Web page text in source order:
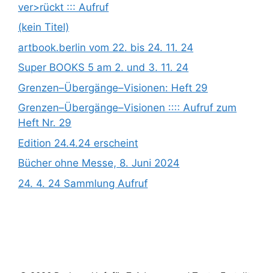
ver>rückt ::: Aufruf
(kein Titel)
artbook.berlin vom 22. bis 24. 11. 24
Super BOOKS 5 am 2. und 3. 11. 24
Grenzen­­­–Übergänge­­­–Visionen: Heft 29
Grenzen­­­–Übergänge­­­–Visionen :::: Aufruf zum
Heft Nr. 29
Edition 24.4.24 erscheint
Bücher ohne Messe, 8. Juni 2024
24. 4. 24 Sammlung Aufruf